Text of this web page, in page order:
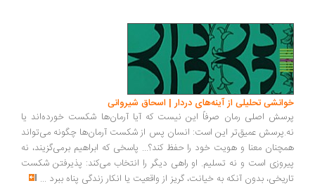
تحلیلی از آینه‌های دردار | اسحاق شیروانی
اصلی رمان صرفاً این نیست که آیا آرمان‌ها شکست خورده‌اند یا
عمیق‌تر این است: انسان پس از شکست آرمان‌ها چگونه می‌تواند
معنا و هویت خود را حفظ کند؟... پاسخی که ابراهیم برمی‌گزیند، نه
است و نه تسلیم. او راهی دیگر را انتخاب می‌کند: پذیرفتن شکست
بدون آنکه به خیانت، گریز از واقعیت یا انکار زندگی پناه ببرد...